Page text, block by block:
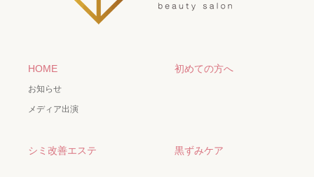
HOME
お知らせ
メディア出演
初めての方へ
シミ改善エステ 黒ずみケア